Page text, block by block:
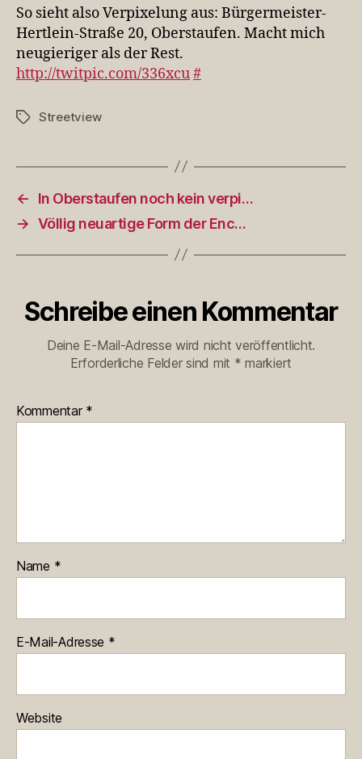
aus:
…
So sieht also Verpixelung aus: Bürgermeister-
Hertlein-Straße 20, Oberstaufen. Macht mich
neugieriger als der Rest.
http://twitpic.com/336xcu#
Schlagwörter
Streetview
←
In Oberstaufen noch kein verpi…
→ Völlig neuartige Form der Enc…
Schreibe einen Kommentar
Deine E-Mail-Adresse wird nicht veröffentlicht.
Erforderliche Felder sind mit * markiert
Kommentar *
Name *
E-Mail-Adresse *
Website